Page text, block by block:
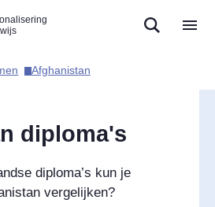
Afghanistan​
diploma's
diploma’s kun je
vergelijken?